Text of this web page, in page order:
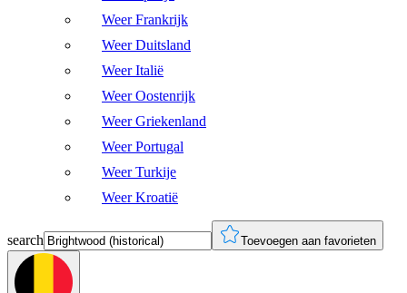
Weer Frankrijk
Weer Duitsland
Weer Italië
Weer Oostenrijk
Weer Griekenland
Weer Portugal
Weer Turkije
Weer Kroatië
search Toevoegen aan favorieten